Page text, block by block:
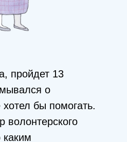
пройдет 13
о
бы помогать.
волонтерского